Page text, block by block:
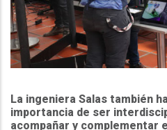
La ingeniera Salas también
importancia de ser
acompañar y complementar